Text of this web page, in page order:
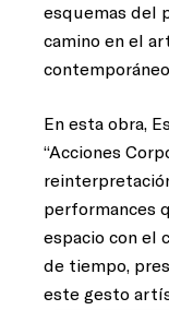
esquemas del
camino en el
En esta obra,
“Acciones
performances
espacio con el
de tiempo,
este gesto